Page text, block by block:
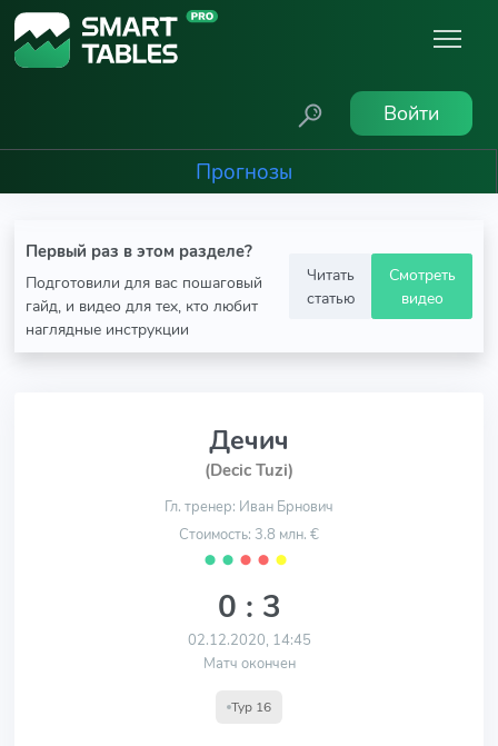
Войти
Прогнозы
Первый раз в этом разделе?
Подготовили для вас пошаговый
гайд, и видео для тех, кто любит
наглядные инструкции
Читать
статью
Смотреть
видео
Дечич
(Decic Tuzi)
Гл. тренер: Иван Брнович
Стоимость: 3.8 млн. €
⬤ ⬤ ⬤ ⬤ ⬤
0 : 3
02.12.2020, 14:45
Матч окончен
Тур 16